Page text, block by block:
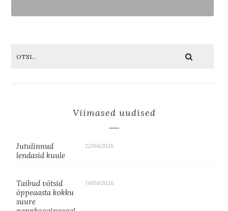
Viimased uudised
Jutulinnud
lendasid kuule
22/06/2026
Taibud võtsid
õppeaasta kokku
suure
16/06/2026